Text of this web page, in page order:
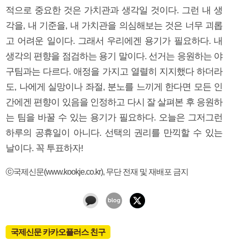
적으로 중요한 것은 가치관과 생각일 것이다. 그런 내 생
각을, 내 기준을, 내 가치관을 의심해보는 것은 너무 괴롭
고 어려운 일이다. 그래서 우리에겐 용기가 필요하다. 내
생각의 편향을 점검하는 용기 말이다. 선거는 응원하는 야
구팀과는 다르다. 애정을 가지고 열렬히 지지했다 하더라
도, 나에게 실망이나 좌절, 분노를 느끼게 한다면 모든 인
간에겐 편향이 있음을 인정하고 다시 잘 살펴본 후 응원하
는 팀을 바꿀 수 있는 용기가 필요하다. 오늘은 그저그런
하루의 공휴일이 아니다. 선택의 권리를 만끽할 수 있는
날이다. 꼭 투표하자!
ⓒ국제신문(www.kookje.co.kr), 무단 전재 및 재배포 금지
국제신문 카카오플러스 친구